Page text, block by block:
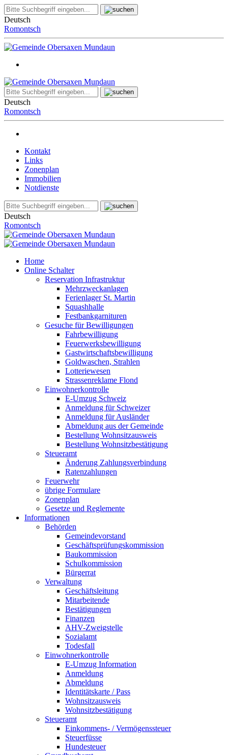
Deutsch
Romontsch
Deutsch
Romontsch
Kontakt
Links
Zonenplan
Immobilien
Notdienste
Deutsch
Romontsch
Home
Online Schalter
Reservation Infrastruktur
Mehrzweckanlagen
Ferienlager St. Martin
Squashhalle
Festbankgarnituren
Gesuche für Bewilligungen
Fahrbewilligung
Feuerwerksbewilligung
Gastwirtschaftsbewilligung
Goldwaschen, Strahlen
Lotteriewesen
Strassenreklame Flond
Einwohnerkontrolle
E-Umzug Schweiz
Anmeldung für Schweizer
Anmeldung für Ausländer
Abmeldung aus der Gemeinde
Bestellung Wohnsitzausweis
Bestellung Wohnsitzbestätigung
Steueramt
Änderung Zahlungsverbindung
Ratenzahlungen
Feuerwehr
übrige Formulare
Zonenplan
Gesetze und Reglemente
Informationen
Behörden
Gemeindevorstand
Geschäftsprüfungskommission
Baukommission
Schulkommission
Bürgerrat
Verwaltung
Geschäftsleitung
Mitarbeitende
Bestätigungen
Finanzen
AHV-Zweigstelle
Sozialamt
Todesfall
Einwohnerkontrolle
E-Umzug Information
Anmeldung
Abmeldung
Identitätskarte / Pass
Wohnsitzausweis
Wohnsitzbestätigung
Steueramt
Einkommens- / Vermögenssteuer
Steuerfüsse
Hundesteuer